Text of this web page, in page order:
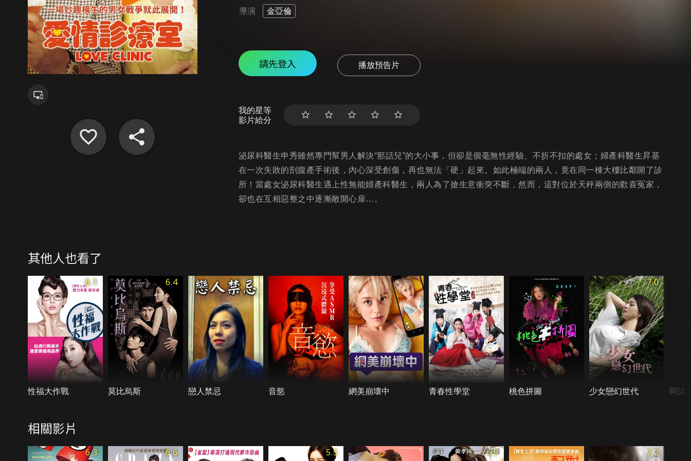
導演 金亞倫
請先登入 播放預告片
我的星等
影片給分
泌尿科醫生申秀雖然專門幫男人解決“那話兒”的大小事，但卻是個毫無性經驗、不折不扣的處女；婦產科醫生昇基
在一次失敗的剖腹產手術後，內心深受創傷，再也無法「硬」起來。如此極端的兩人，竟在同一棟大樓比鄰開了診
所！當處女泌尿科醫生遇上性無能婦產科醫生，兩人為了搶生意衝突不斷，然而，這對位於天秤兩側的歡喜冤家，
卻也在互相惡整之中逐漸敞開心扉…。
其他人也看了
6.1
性福大作戰
6.4
莫比烏斯 戀人禁忌 音慾 網美崩壞中 青春性學堂 桃色拼圖
7.0
少女戀幻世代 同謀
相關影片
6.3 6.6 5.5 6.9 7.2